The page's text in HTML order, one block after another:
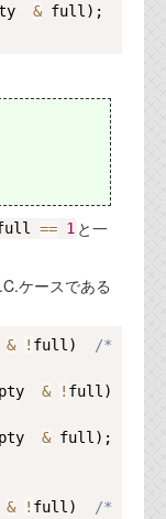
&
== 1 と一
ケースである
& ! full)
/*
& !
&
& ! full)
/*
Copy